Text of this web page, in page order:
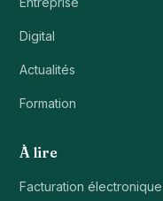
Digital
Actualités
Formation
À lire
Facturation